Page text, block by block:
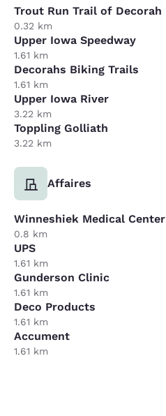
Trout Run Trail of Decorah
0.32 km
Upper Iowa Speedway
1.61 km
Decorahs Biking Trails
1.61 km
Upper Iowa River
3.22 km
Toppling Golliath
3.22 km
Affaires
Winneshiek Medical Center
0.8 km
UPS
1.61 km
Gunderson Clinic
1.61 km
Deco Products
1.61 km
Accument
1.61 km